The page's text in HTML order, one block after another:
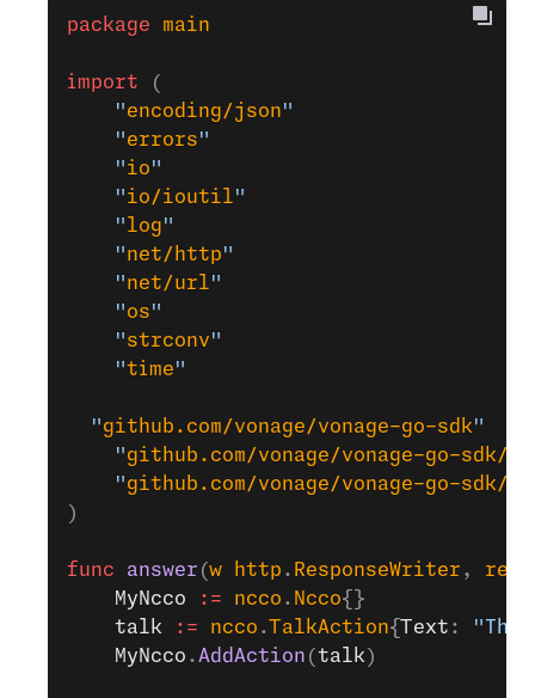
package main
import (
	"
encoding/json"
	"
errors"
	"
io"
	"
io/ioutil"
	"
log"
	"
net/http"
	"
net/url"
	"
os"
	"
strconv"
	"
time"
  "
github.com/vonage/vonage-go-sdk"
	"
github.com/vonage/vonage-go-sdk/
	"
github.com/vonage/vonage-go-sdk/
)
func answer (w http . ResponseWriter , req
	MyNcco
:= ncco . Ncco{}
	talk
:= ncco .TalkAction{Text :
	MyNcco
.AddAction (talk )